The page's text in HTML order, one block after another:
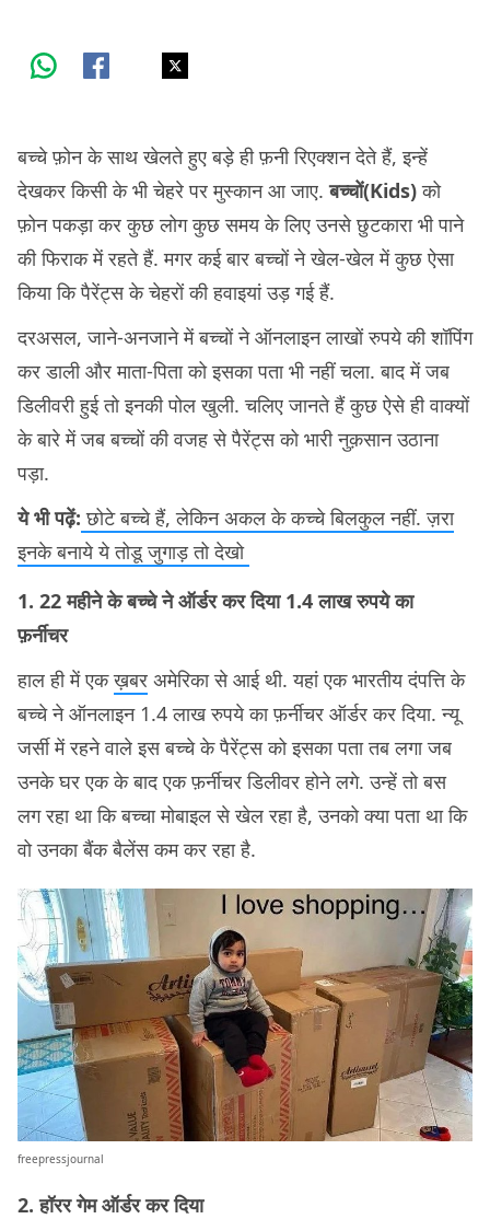
बच्चे फ़ोन के साथ खेलते हुए बड़े ही फ़नी रिएक्शन देते हैं, इन्हें
देखकर किसी के भी चेहरे पर मुस्कान आ जाए.बच्चों(Kids)को
फ़ोन पकड़ा कर कुछ लोग कुछ समय के लिए उनसे छुटकारा भी पाने
की फिराक में रहते हैं. मगर कई बार बच्चों ने खेल-खेल में कुछ ऐसा
किया कि पैरेंट्स के चेहरों की हवाइयां उड़ गई हैं.
दरअसल, जाने-अनजाने में बच्चों ने ऑनलाइन लाखों रुपये की शॉपिंग
कर डाली और माता-पिता को इसका पता भी नहीं चला. बाद में जब
डिलीवरी हुई तो इनकी पोल खुली. चलिए जानते हैं कुछ ऐसे ही वाक्यों
के बारे में जब बच्चों की वजह से पैरेंट्स को भारी नुक़सान उठाना
पड़ा.
ये भी पढ़ें: छोटे बच्चे हैं, लेकिन अकल के कच्चे बिलकुल नहीं. ज़रा
इनके बनाये ये तोडू जुगाड़ तो देखो
1. 22 महीने के बच्चे ने ऑर्डर कर दिया 1.4 लाख रुपये का
फ़र्नीचर
हाल ही में एकख़बर अमेरिका से आई थी. यहां एक भारतीय दंपत्ति के
बच्चे ने ऑनलाइन 1.4 लाख रुपये का फ़र्नीचर ऑर्डर कर दिया. न्यू
जर्सी में रहने वाले इस बच्चे के पैरेंट्स को इसका पता तब लगा जब
उनके घर एक के बाद एक फ़र्नीचर डिलीवर होने लगे. उन्हें तो बस
लग रहा था कि बच्चा मोबाइल से खेल रहा है, उनको क्या पता था कि
वो उनका बैंक बैलेंस कम कर रहा है.
freepressjournal
2. हॉरर गेम ऑर्डर कर दिया